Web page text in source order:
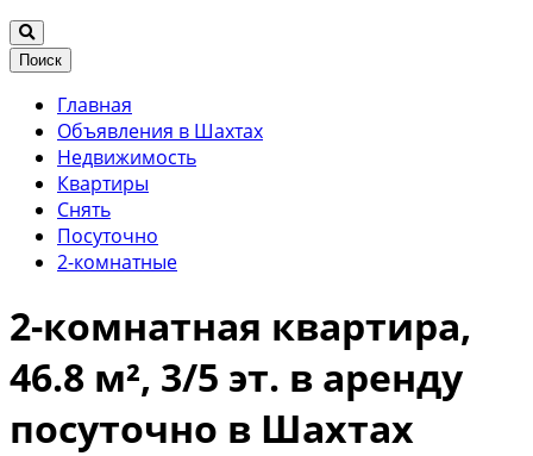
Поиск
Главная
Объявления в Шахтах
Недвижимость
Квартиры
Снять
Посуточно
2-комнатные
2-комнатная квартира,
46.8 м², 3/5 эт. в аренду
посуточно в Шахтах